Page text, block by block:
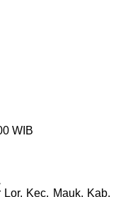
WIB
Kec. Mauk, Kab.